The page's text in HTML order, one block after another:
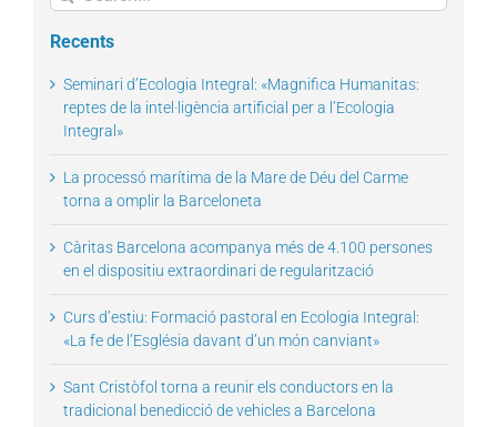
for:
Recents
Seminari d’Ecologia Integral: «Magnifica Humanitas:
reptes de la intel·ligència artificial per a l’Ecologia
Integral»
La processó marítima de la Mare de Déu del Carme
torna a omplir la Barceloneta
Càritas Barcelona acompanya més de 4.100 persones
en el dispositiu extraordinari de regularització
Curs d’estiu: Formació pastoral en Ecologia Integral:
«La fe de l’Església davant d’un món canviant»
Sant Cristòfol torna a reunir els conductors en la
tradicional benedicció de vehicles a Barcelona